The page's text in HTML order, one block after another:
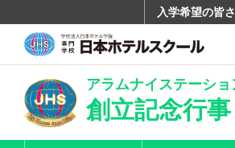
入学希望の皆
アラムナイステーショ
創立記念行